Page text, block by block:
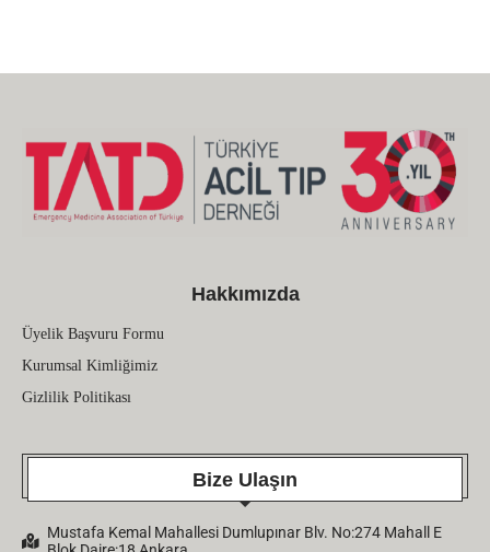
Hakkımızda
Üyelik Başvuru Formu
Kurumsal Kimliğimiz
Gizlilik Politikası
Bize Ulaşın
Mustafa Kemal Mahallesi Dumlupınar Blv. No:274 Mahall E